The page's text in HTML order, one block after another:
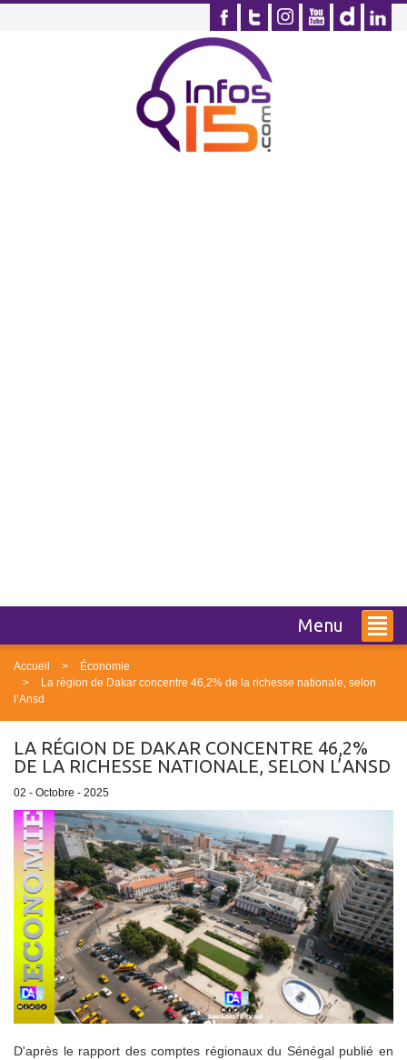
Menu
Accueil
Économie
La région de Dakar concentre 46,2% de la richesse nationale, selon
l’Ansd
LA RÉGION DE DAKAR CONCENTRE 46,2%
DE LA RICHESSE NATIONALE, SELON L’ANSD
02 - Octobre - 2025
D'après le rapport des comptes régionaux du Sénégal publié en